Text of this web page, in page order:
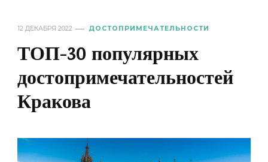
12 ДЕКАБРЯ 2022 ДОСТОПРИМЕЧАТЕЛЬНОСТИ
ТОП-30 популярных
достопримечательностей
Кракова